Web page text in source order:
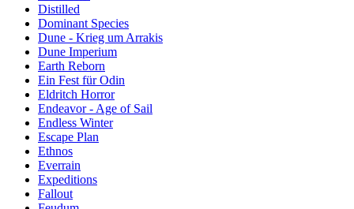
Distilled
Dominant Species
Dune - Krieg um Arrakis
Dune Imperium
Earth Reborn
Ein Fest für Odin
Eldritch Horror
Endeavor - Age of Sail
Endless Winter
Escape Plan
Ethnos
Everrain
Expeditions
Fallout